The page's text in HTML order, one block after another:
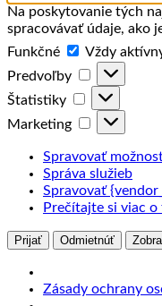
Na poskytovanie tých
spracovávať údaje, ako
Funkčné
Funkčné
Vždy
Predvoľby
Predvoľby
Štatistiky Štatistiky
Marketing Marketing
Spravovať
Správa služieb
Spravovať
Prečítajte si viac
Prijať Odmietnúť
Zásady ochrany